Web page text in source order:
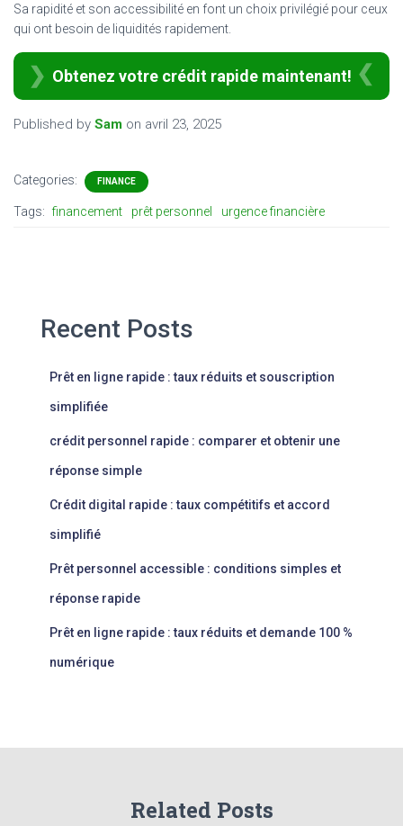
Sa rapidité et son accessibilité en font un choix privilégié pour ceux
qui ont besoin de liquidités rapidement.
Obtenez votre crédit rapide maintenant!
Published by Sam on avril 23, 2025
Categories: FINANCE
Tags: financement prêt personnel urgence financière
Recent Posts
Prêt en ligne rapide : taux réduits et souscription
simplifiée
crédit personnel rapide : comparer et obtenir une
réponse simple
Crédit digital rapide : taux compétitifs et accord
simplifié
Prêt personnel accessible : conditions simples et
réponse rapide
Prêt en ligne rapide : taux réduits et demande 100 %
numérique
Related Posts